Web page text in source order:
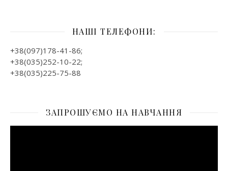
НАШІ ТЕЛЕФОНИ:
+38(097)178-41-86;
+38(035)252-10-22;
+38(035)225-75-88
ЗАПРОШУЄМО НА НАВЧАННЯ